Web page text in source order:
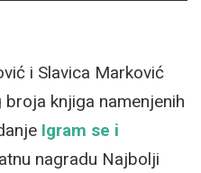
i Slavica Marković
knjiga namenjenih
Igram se i
nagradu Najbolji